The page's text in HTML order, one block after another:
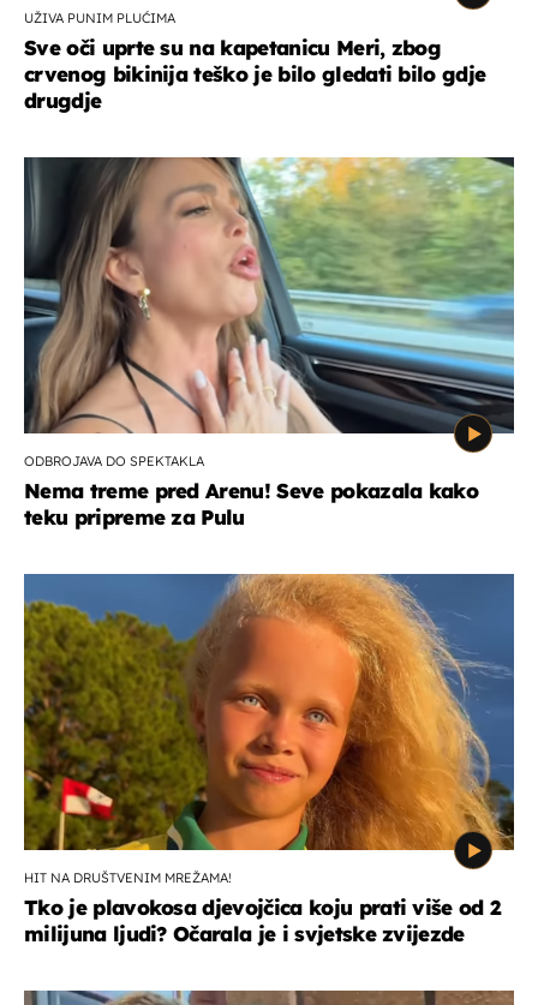
UŽIVA PUNIM PLUĆIMA
Sve oči uprte su na kapetanicu Meri, zbog
crvenog bikinija teško je bilo gledati bilo gdje
drugdje
ODBROJAVA DO SPEKTAKLA
Nema treme pred Arenu! Seve pokazala kako
teku pripreme za Pulu
HIT NA DRUŠTVENIM MREŽAMA!
Tko je plavokosa djevojčica koju prati više od 2
milijuna ljudi? Očarala je i svjetske zvijezde